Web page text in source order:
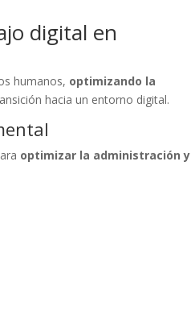
digital en
humanos, optimizando la
hacia un entorno digital.
optimizar la administración y